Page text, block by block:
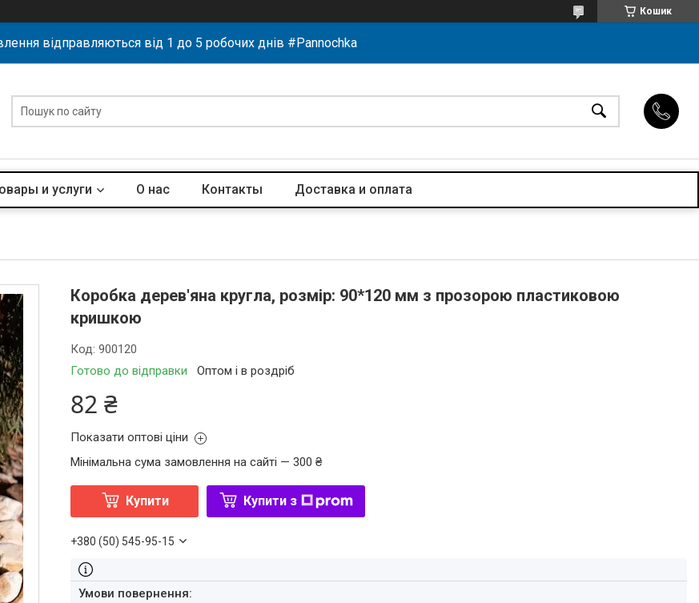
Кошик
відправляються від 1 до 5 робочих днів #Pannochka
и услуги О нас Контакты Доставка и оплата
Коробка дерев'яна кругла, розмір: 90*120 мм з прозорою пластиковою
кришкою
Готово до відправки Оптом і в роздріб
Код:900120
82 ₴
Показати оптові ціни
Мінімальна сума замовлення на сайті — 300 ₴
Купити Купити з
+380 (50) 545-95-15